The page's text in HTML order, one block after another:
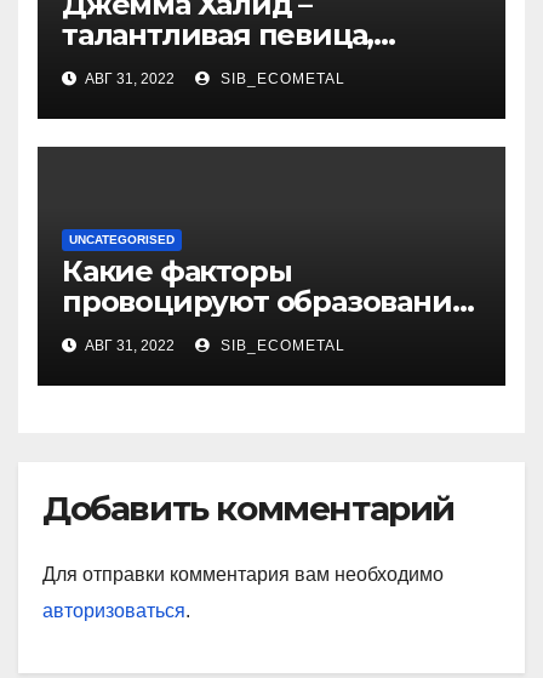
талантливая певица,
музыкант и автор песен со
смыслом
АВГ 31, 2022 SIB_ECOMETAL
UNCATEGORISED
Какие факторы
провоцируют образование
жировиков
АВГ 31, 2022 SIB_ECOMETAL
Добавить комментарий
Для отправки комментария вам необходимо
авторизоваться.